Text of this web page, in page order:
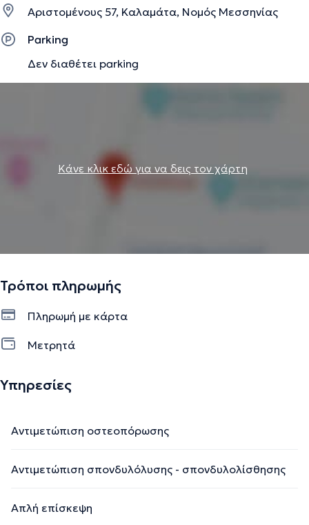
Αριστομένους 57, Καλαμάτα, Νομός Μεσσηνίας
Parking
Δεν διαθέτει parking
Κάνε κλικ εδώ για να δεις τον χάρτη
Τρόποι πληρωμής
Πληρωμή με κάρτα
Μετρητά
Υπηρεσίες
Αντιμετώπιση οστεοπόρωσης
Αντιμετώπιση σπονδυλόλυσης - σπονδυλολίσθησης
Απλή επίσκεψη